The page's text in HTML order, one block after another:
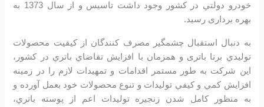
خودرو دولتي در كشور وجود داشت تاسیس و از سال 1373 به
بهره برداری رسید.
به دنبال استقبال چشمگير مصرف كنندگان از كيفيت محصولات
توليدي برنا باتری و همزمان با افزايش تقاضاي باتري در كشور،
اين شرکت به طور مستمر اقدامات و تمهيدات لازم را در زمينه
افزايش كمي و كيفي توليدات و تنوع محصولات خود بعمل آورده و
به منظور كامل شدن زنجيره توليدات اعم از پوسته باتري،